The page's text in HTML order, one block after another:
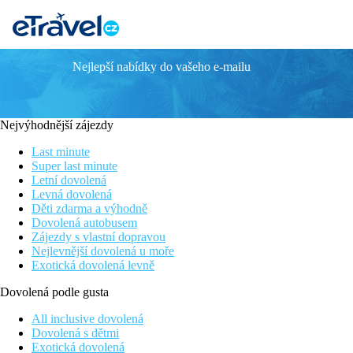
Atrium Prestige
Z prestižního řetězce Atrium Hotels
Působivý luxusní resort
Pokoje s privátním bazénem
Wellness & spa
Poloha
Na jihovýchodním pobřeží ostrova v klidné oblasti Lachania
km. Mezinárodní letiště Rhodos je ve vzdálenosti 80 km od
Vybavení
Hlavní budova, bungalovy a vily ve stylu řecké vesnice, vstupní
relaxační bazén s ostrůvkem a malou kapličkou pro svatební
Pokoje
Nejlepší nabídky do vašeho e-mailu
Nejvýhodnější zájezdy
Last minute
Super last minute
Letní dovolená
Levná dovolená
Děti zdarma a výhodně
Dovolená autobusem
Zájezdy s vlastní dopravou
Nejlevnější dovolená u moře
Exotická dovolená levně
Dovolená podle gusta
All inclusive dovolená
Dovolená s dětmi
Exotická dovolená